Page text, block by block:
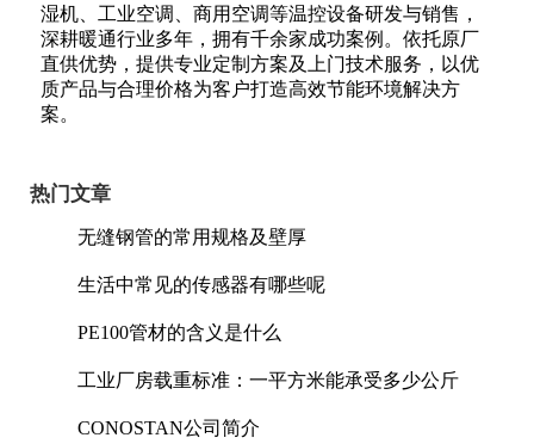
湿机、工业空调、商用空调等温控设备研发与销售，
深耕暖通行业多年，拥有千余家成功案例。依托原厂
直供优势，提供专业定制方案及上门技术服务，以优
质产品与合理价格为客户打造高效节能环境解决方
案。
热门文章
无缝钢管的常用规格及壁厚
生活中常见的传感器有哪些呢
PE100管材的含义是什么
工业厂房载重标准：一平方米能承受多少公斤
CONOSTAN公司简介